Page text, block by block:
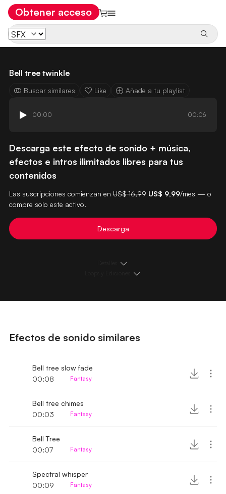
Obtener acceso
Bell tree twinkle
Buscar similares Like Añade a tu playlist
00:00 00:06
Descarga este efecto de sonido + música,
efectos e intros ilimitados libres para tus
contenidos
Las suscripciones comienzan en US$ 16,99 US$ 9,99/mes — o
compre solo este activo.
Descarga
Efectos de sonido similares
Bell tree slow fade
00:08
Fantasy
Bell tree chimes
00:03
Fantasy
Bell Tree
00:07
Fantasy
Spectral whisper
00:09
Fantasy